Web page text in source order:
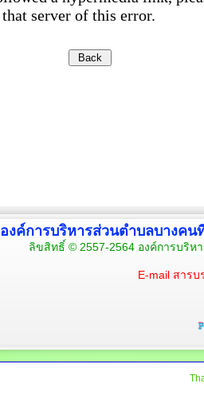
องค์การบริหารส่วนตำบลบางคน
ลิขสิทธิ์ © 2557-2564 องค์การบริ
E-mail สาร